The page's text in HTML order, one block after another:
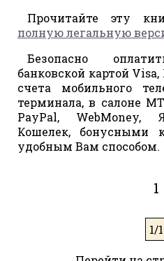
Прочитайте эту
полную легальную
Безопасно
банковской картой
счета мобильного
терминала, в салоне
PayPal, WebMoney,
Кошелек, бонусными
удобным Вам способом.
1
1/1